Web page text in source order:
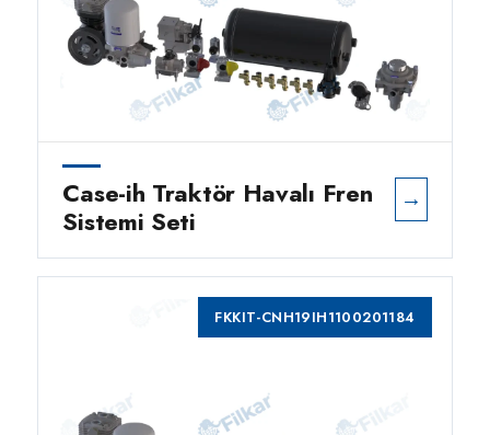
Case-ih Traktör Havalı Fren
Sistemi Seti
→
FKKIT-CNH19IH1100201184